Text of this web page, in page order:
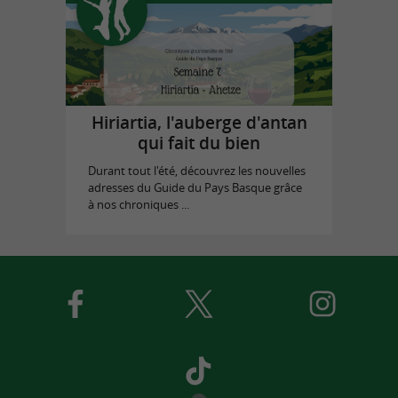
Hiriartia, l'auberge d'antan
qui fait du bien
Durant tout l'été, découvrez les nouvelles
adresses du Guide du Pays Basque grâce
à nos chroniques ...